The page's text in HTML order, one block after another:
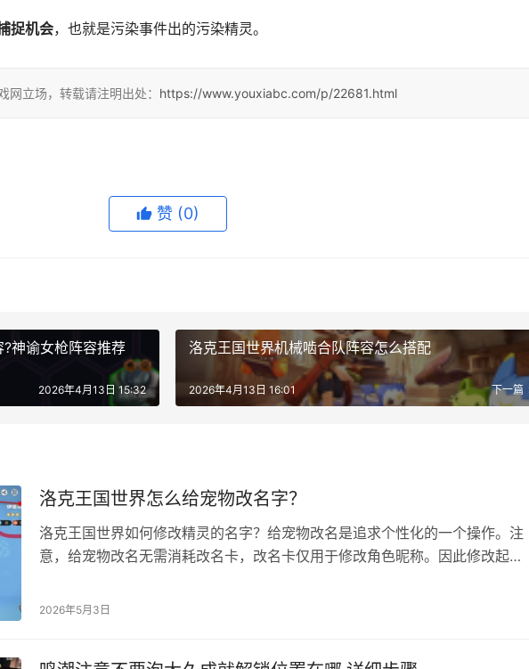
捉机会，也就是污染事件出的污染精灵。
立场，转载请注明出处： https://www.youxiabc.com/p/22681.html
赞 (0)
神谕女枪阵容推荐
2026年4月13日 15:32
洛克王国世界机械啮合队阵容怎么搭配
下一篇
2026年4月13日 16:01
洛克王国世界怎么给宠物改名字？
洛克王国世界如何修改精灵的名字？给宠物改名是追求个性化的一个操作。注
意，给宠物改名无需消耗改名卡，改名卡仅用于修改角色昵称。因此修改起来
示：)进行重新改名。 点击编队，选中宠物，宠物名字旁有羽毛笔就可以更
2026年5月3日